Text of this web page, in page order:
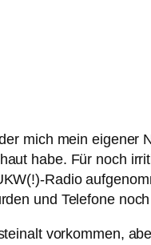
mich mein eigener
habe. Für noch
Radio
und Telefone
vorkommen,